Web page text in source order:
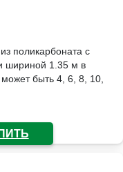
поликарбоната с
шириной 1.35 м в
быть 4, 6, 8, 10,